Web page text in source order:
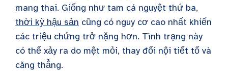
mang thai. Giống như tam cá nguyệt thứ ba,
thời kỳ hậu sản cũng có nguy cơ cao nhất khiến
các triệu chứng trở nặng hơn. Tình trạng này
có thể xảy ra do mệt mỏi, thay đổi nội tiết tố và
căng thẳng.